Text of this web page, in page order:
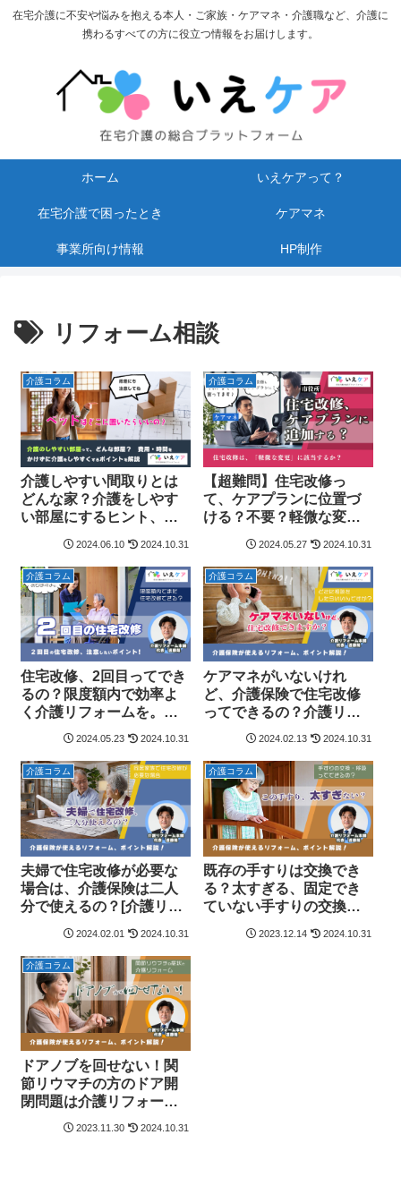
在宅介護に不安や悩みを抱える本人・ご家族・ケアマネ・介護職など、介護に
携わるすべての方に役立つ情報をお届けします。
ホーム いえケアって？
在宅介護で困ったとき ケアマネ
事業所向け情報 HP制作
リフォーム相談
介護コラム
介護しやすい間取りとは
どんな家？介護をしやす
い部屋にするヒント、費
を解説[介護リフォーム本
舗共同制作]
2024.06.10 2024.10.31
介護コラム
【超難問】住宅改修っ
て、ケアプランに位置づ
ける？不要？軽微な変更
ォーム本舗共同制作]
2024.05.27 2024.10.31
介護コラム
住宅改修、2回目ってでき
るの？限度額内で効率よ
く介護リフォームを。２
回目以降の住宅改修のポ
イントは？[介護リフォー
ム本舗共同制作]
2024.05.23 2024.10.31
介護コラム
ケアマネがいないけれ
ど、介護保険で住宅改修
ってできるの？介護リフ
ォームのお悩み解決。[介
護リフォーム本舗共同制
作]
2024.02.13 2024.10.31
介護コラム
夫婦で住宅改修が必要な
場合は、介護保険は二人
分で使えるの？[介護リフ
2024.02.01 2024.10.31
介護コラム
既存の手すりは交換でき
る？太すぎる、固定でき
ていない手すりの交換・
フォーム本舗共同制作]
2023.12.14 2024.10.31
介護コラム
ドアノブを回せない！関
節リウマチの方のドア開
閉問題は介護リフォーム
で解決！[介護リフォーム
本舗共同制作]
2023.11.30 2024.10.31